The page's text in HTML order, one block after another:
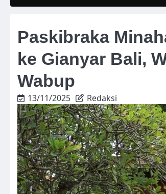
Paskibraka
ke Gianyar Bali,
Wabup
13/11/2025 Redaksi